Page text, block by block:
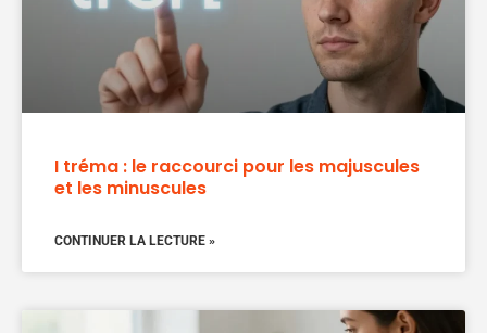
I tréma : le raccourci pour les majuscules
et les minuscules
CONTINUER LA LECTURE »